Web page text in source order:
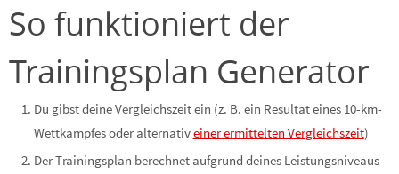
So funktioniert der
Trainingsplan Generator
Du gibst deine Vergleichszeit ein (z. B. ein Resultat eines 10-km-
Wettkampfes oder alternativeiner ermittelten Vergleichszeit)
Der Trainingsplan berechnet aufgrund deines Leistungsniveaus